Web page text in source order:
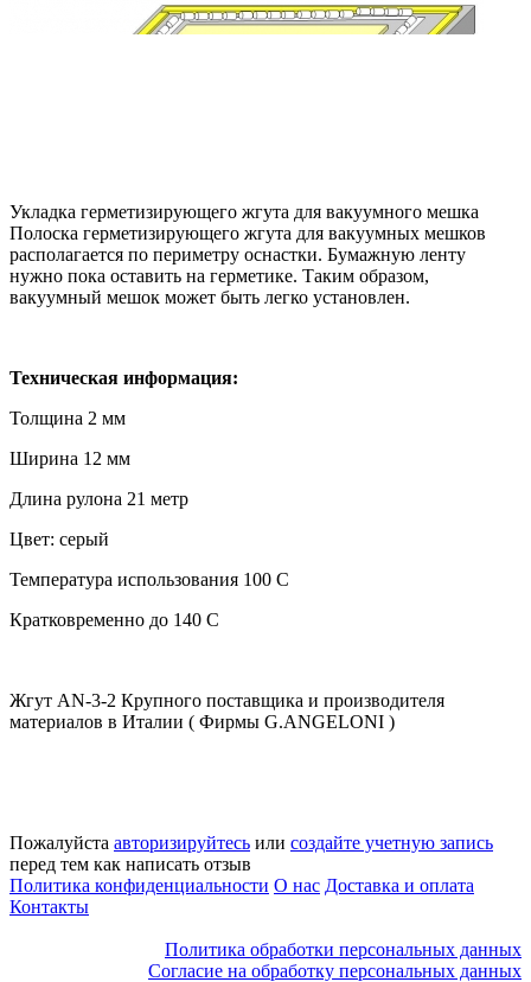
Укладка герметизирующего жгута для вакуумного мешка
Полоска герметизирующего жгута для вакуумных мешков
располагается по периметру оснастки. Бумажную ленту
нужно пока оставить на герметике. Таким образом,
вакуумный мешок может быть легко установлен.
Техническая информация:
Толщина 2 мм
Ширина 12 мм
Длина рулона 21 метр
Цвет: серый
Температура использования 100 С
Кратковременно до 140 С
Жгут AN-3-2 Крупного поставщика и производителя
материалов в Италии ( Фирмы G.ANGELONI )
Пожалуйста авторизируйтесь или создайте учетную запись
перед тем как написать отзыв
Политика конфиденциальности О нас Доставка и оплата
Контакты
Политика обработки персональных данных
Согласие на обработку персональных данных